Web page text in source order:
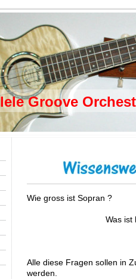
Groove
Wie gross ist Sopran ?
Was ist low
Alle diese Fragen sollen in
werden.